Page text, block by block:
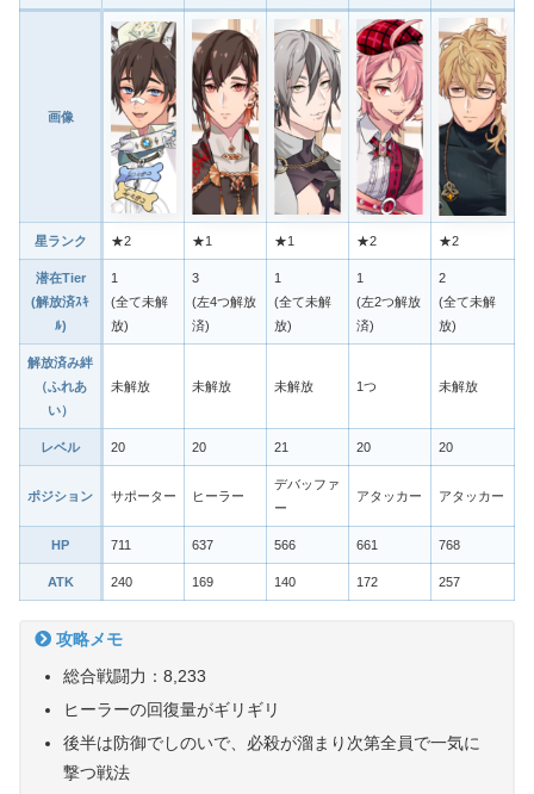
画像
星ランク ★2 ★1 ★1 ★2 ★2
潜在Tier
(解放済ｽｷ
ﾙ)
1
(全て未解
放)
3
(左4つ解放
済)
1
(全て未解
放)
1
(左2つ解放
済)
2
(全て未解
放)
解放済み絆
（ふれあ
い）
未解放 未解放 未解放 1つ 未解放
レベル 20 20 21 20 20
ポジション サポーター ヒーラー
デバッファ
ー
アタッカー アタッカー
HP 711 637 566 661 768
ATK 240 169 140 172 257
攻略メモ
総合戦闘力：8,233
ヒーラーの回復量がギリギリ
後半は防御でしのいで、必殺が溜まり次第全員で一気に
撃つ戦法